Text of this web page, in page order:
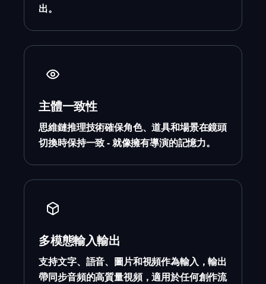
出。
主體一致性
思維鏈推理技術確保角色、道具和場景在鏡頭
切換時保持一致 - 就像擁有導演的記憶力。
多模態輸入輸出
支持文字、語音、圖片和視頻作為輸入，輸出
帶同步音頻的高質量視頻，適用於任何創作流